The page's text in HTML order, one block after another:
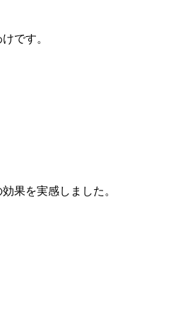
です。
果を実感しました。